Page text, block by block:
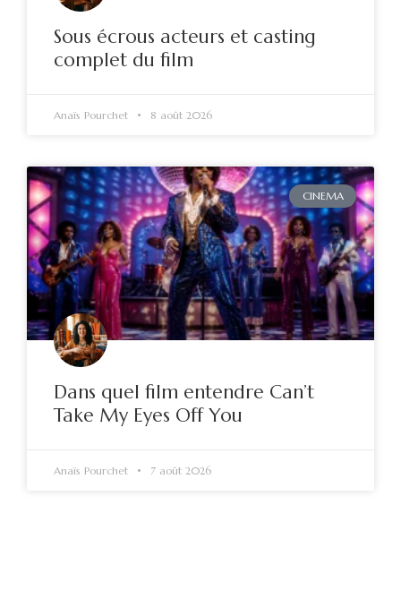
Sous écrous acteurs et casting
complet du film
Anaïs Pourchet 8 août 2026
CINEMA
Dans quel film entendre Can’t
Take My Eyes Off You
Anaïs Pourchet 7 août 2026